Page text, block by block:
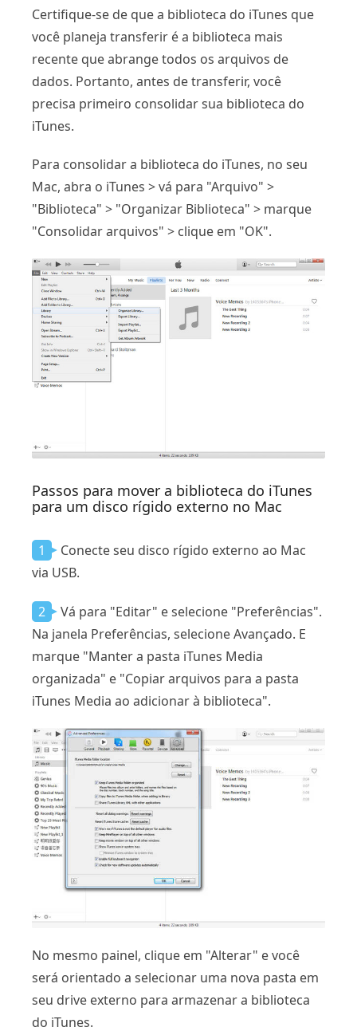
Certifique-se de que a biblioteca do iTunes que
você planeja transferir é a biblioteca mais
recente que abrange todos os arquivos de
dados. Portanto, antes de transferir, você
precisa primeiro consolidar sua biblioteca do
iTunes.
Para consolidar a biblioteca do iTunes, no seu
Mac, abra o iTunes > vá para "Arquivo" >
"Biblioteca" > "Organizar Biblioteca" > marque
"Consolidar arquivos" > clique em "OK".
Passos para mover a biblioteca do iTunes
para um disco rígido externo no Mac
1
Conecte seu disco rígido externo ao Mac
via USB.
2
Vá para "Editar" e selecione "Preferências".
Na janela Preferências, selecione Avançado. E
marque "Manter a pasta iTunes Media
organizada" e "Copiar arquivos para a pasta
iTunes Media ao adicionar à biblioteca".
No mesmo painel, clique em "Alterar" e você
será orientado a selecionar uma nova pasta em
seu drive externo para armazenar a biblioteca
do iTunes.